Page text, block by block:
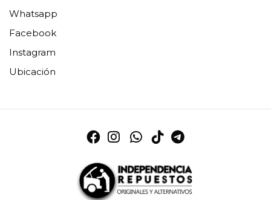
Whatsapp
Facebook
Instagram
Ubicación